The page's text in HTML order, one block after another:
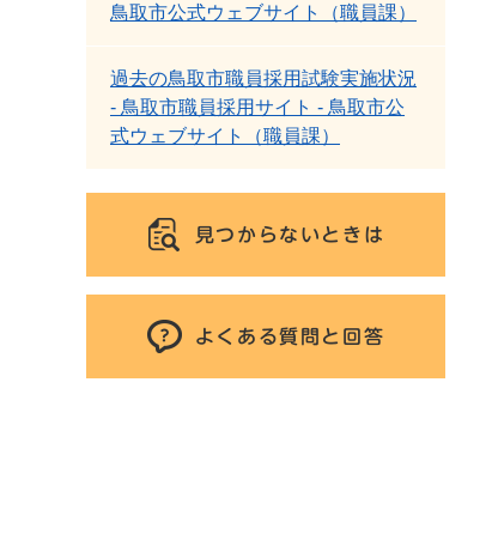
鳥取市公式ウェブサイト（職員課）
過去の鳥取市職員採用試験実施状況
- 鳥取市職員採用サイト - 鳥取市公
式ウェブサイト（職員課）
見つからないときは
よくある質問と回答